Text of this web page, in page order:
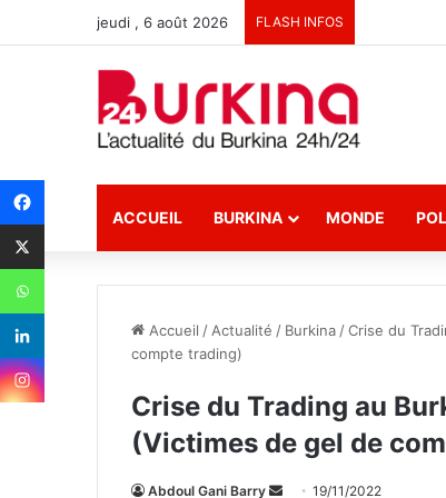
jeudi , 6 août 2026 FLASH INFOS
ACCUEIL BURKINA MONDE
Accueil / Actualité / Burkina /Crise du
compte trading)
Crise du Trading au
(Victimes de gel de
Abdoul Gani Barry 19/11/2022